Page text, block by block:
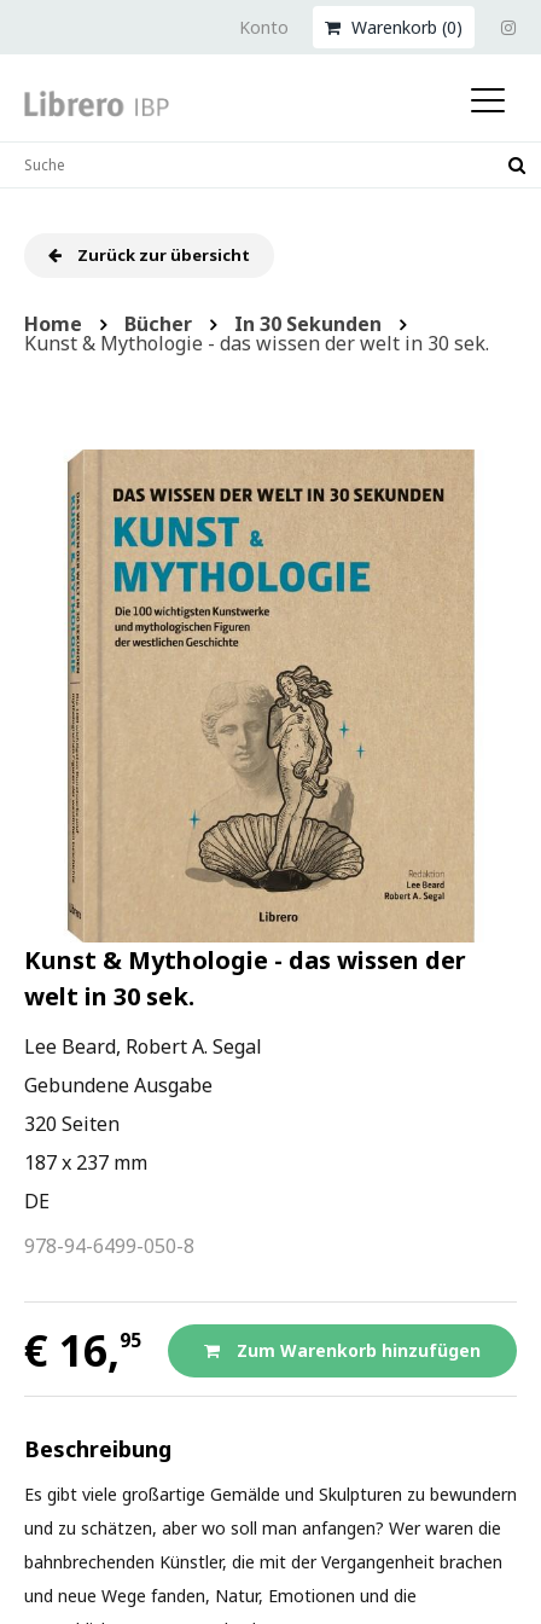
Konto Warenkorb (0)
Zurück zur übersicht
Home Bücher In 30 Sekunden
Kunst & Mythologie - das wissen der welt in 30 sek.
Kunst & Mythologie - das wissen der
welt in 30 sek.
Lee Beard, Robert A. Segal
Gebundene Ausgabe
320 Seiten
187 x 237 mm
DE
978-94-6499-050-8
€ 16,95 Zum Warenkorb hinzufügen
Beschreibung
Es gibt viele großartige Gemälde und Skulpturen zu bewundern
und zu schätzen, aber wo soll man anfangen? Wer waren die
bahnbrechenden Künstler, die mit der Vergangenheit brachen
und neue Wege fanden, Natur, Emotionen und die